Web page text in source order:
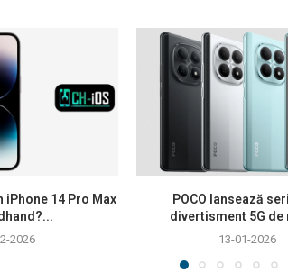
iPhone 14 Pro Max
2026
POCO lansează
divertisment 5G de
13-01-2026